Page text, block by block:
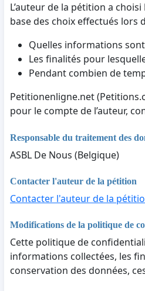
L’auteur de la pétition a
base des choix effectués lors
Quelles informations
Les finalités pour
Pendant combien de
Petitionenligne.net
pour le compte de l’auteur,
Responsable du traitement des
ASBL De Nous (Belgique)
Contacter l'auteur de la pétition
Contacter l'auteur de la
Modifications de la politique de
Cette politique de
informations collectées, les
conservation des données,